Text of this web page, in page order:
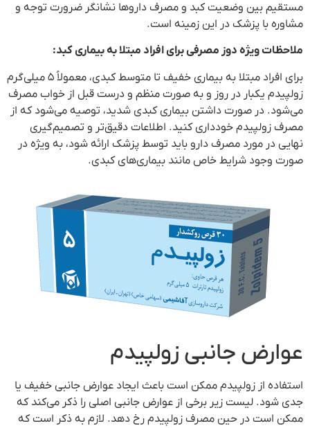
مستقیم بین وضعیت کبد و مصرف داروها نشانگر ضرورت توجه و
مشاوره با پزشک در این زمینه است.
ملاحظات ویژه دوز مصرفی برای افراد مبتلا به بیماری کبد:
برای افراد مبتلا به بیماری خفیف تا متوسط کبدی، معمولاً ۵ میلی‌گرم
زولپیدم یکبار در روز و به صورت منظم و درست قبل از خواب مصرف
می‌شود. در صورت داشتن بیماری کبدی شدید، توصیه می‌شود که از
مصرف زولپیدم خودداری کنید. اطلاعات دقیق‌تر و تصمیم‌گیری
نهایی در مورد مصرف دارو باید توسط پزشک ارائه شود، به ویژه در
صورت وجود شرایط خاص مانند بیماری‌های کبدی.
عوارض جانبی زولپیدم
استفاده از زولپیدم ممکن است باعث ایجاد عوارض جانبی خفیف یا
جدی شود. لیست زیر برخی از عوارض جانبی اصلی را ذکر می‌کند که
ممکن است در حین مصرف زولپیدم رخ دهد. لازم به ذکر است که